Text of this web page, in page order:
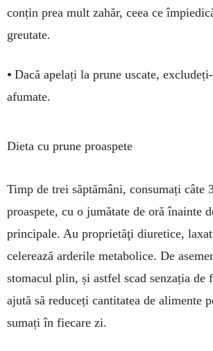
conțin prea mult zahăr, ceea ce
greutate.
• Dacă apelați la prune uscate,
afumate.
Dieta cu prune proaspete
Timp de trei săp­tă­mâni, consu­mați câte
proaspete, cu o jumătate de oră înainte
principale. Au proprietăţi diureti­ce,
cele­rează arderile me­tabolice. De
stomacul plin, și astfel scad sen­zația de
ajută să reduceți canti­tatea de alimente
sumați în fiecare zi.